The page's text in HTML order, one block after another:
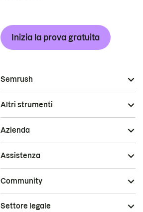
Inizia la prova gratuita
Semrush
Altri strumenti
Azienda
Assistenza
Community
Settore legale